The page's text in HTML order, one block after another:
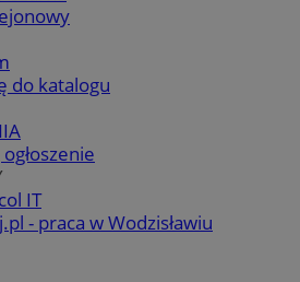
do katalogu
IT
- praca w Wodzisławiu